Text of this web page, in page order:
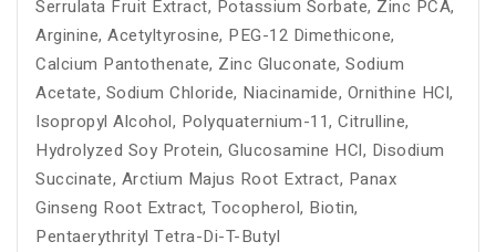
Serrulata Fruit Extract, Potassium Sorbate, Zinc PCA,
Arginine, Acetyltyrosine, PEG-12 Dimethicone,
Calcium Pantothenate, Zinc Gluconate, Sodium
Acetate, Sodium Chloride, Niacinamide, Ornithine HCl,
Isopropyl Alcohol, Polyquaternium-11, Citrulline,
Hydrolyzed Soy Protein, Glucosamine HCl, Disodium
Succinate, Arctium Majus Root Extract, Panax
Ginseng Root Extract, Tocopherol, Biotin,
Pentaerythrityl Tetra-Di-T-Butyl